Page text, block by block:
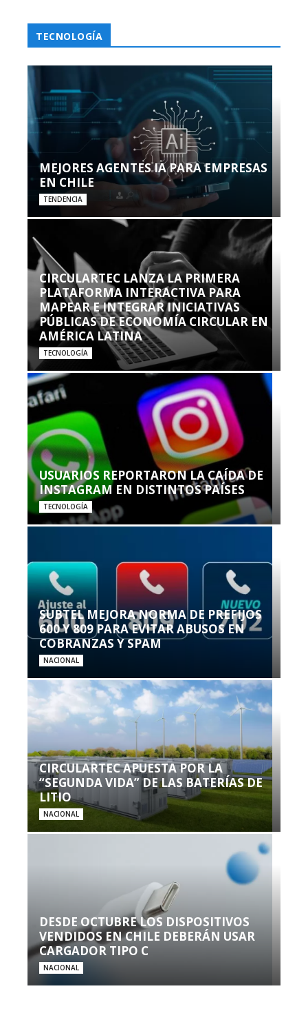
TECNOLOGÍA
MEJORES AGENTES IA PARA EMPRESAS
EN CHILE
TENDENCIA
CIRCULARTEC LANZA LA PRIMERA
PLATAFORMA INTERACTIVA PARA
MAPEAR E INTEGRAR INICIATIVAS
PÚBLICAS DE ECONOMÍA CIRCULAR EN
AMÉRICA LATINA
TECNOLOGÍA
USUARIOS REPORTARON LA CAÍDA DE
INSTAGRAM EN DISTINTOS PAÍSES
TECNOLOGÍA
SUBTEL MEJORA NORMA DE PREFIJOS
600 Y 809 PARA EVITAR ABUSOS EN
COBRANZAS Y SPAM
NACIONAL
CIRCULARTEC APUESTA POR LA
“SEGUNDA VIDA” DE LAS BATERÍAS DE
LITIO
NACIONAL
DESDE OCTUBRE LOS DISPOSITIVOS
VENDIDOS EN CHILE DEBERÁN USAR
CARGADOR TIPO C
NACIONAL